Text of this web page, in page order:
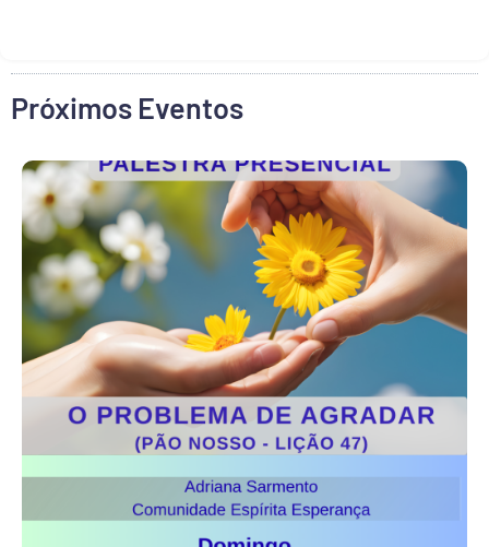
Próximos Eventos